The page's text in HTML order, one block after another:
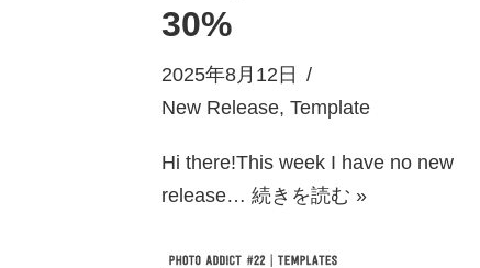
30%
2025年8月12日
New Release, Template
Hi there!This week I have no new
release… 続きを読む »